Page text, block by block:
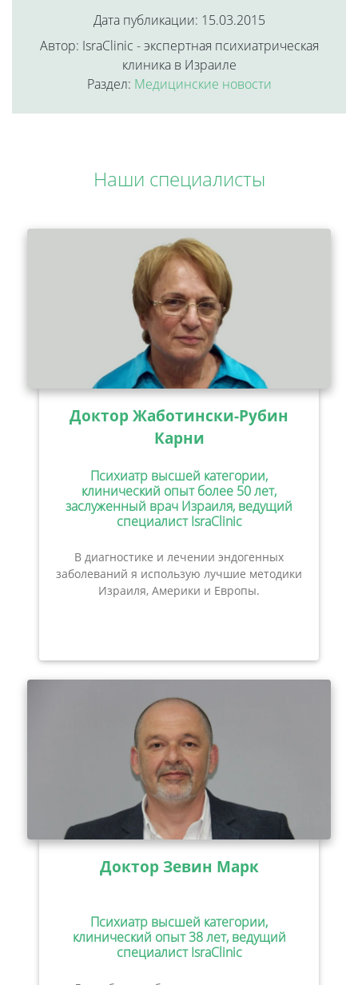
Дата публикации: 15.03.2015
Автор: IsraClinic - экспертная психиатрическая
клиника в Израиле
Раздел: Медицинские новости
Наши специалисты
Доктор Жаботински-Рубин
Карни
Психиатр высшей категории,
клинический опыт более 50 лет,
заслуженный врач Израиля, ведущий
специалист IsraClinic
В диагностике и лечении эндогенных
заболеваний я использую лучшие методики
Израиля, Америки и Европы.
Доктор Зевин Марк
Психиатр высшей категории,
клинический опыт 38 лет, ведущий
специалист IsraClinic